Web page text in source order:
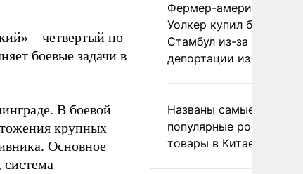
–четвертый по
боевые задачи в
В боевой
крупных
Основное
Фермер-американец
Уолкер купил билет в
Стамбул из-за угрозы
депортации из России
Названы самые
популярные российские
товары в Китае